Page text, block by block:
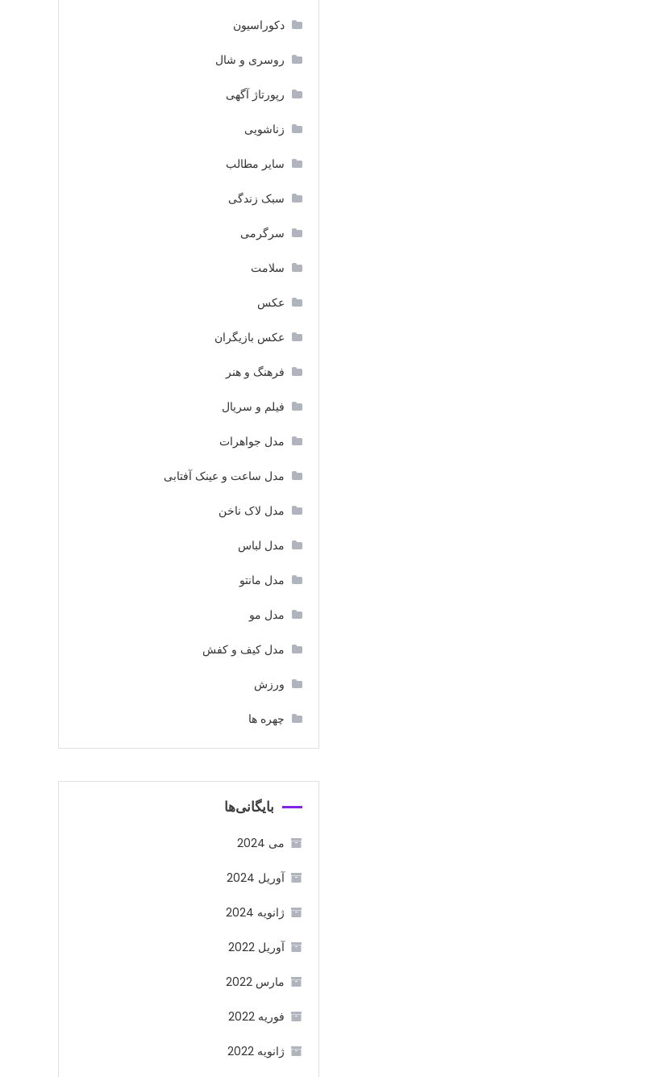
دکوراسیون
روسری و شال
رپورتاژ آگهی
زناشویی
سایر مطالب
سبک زندگی
سرگرمی
سلامت
عکس
عکس بازیگران
فرهنگ و هنر
فیلم و سریال
مدل جواهرات
مدل ساعت و عینک آفتابی
مدل لاک ناخن
مدل لباس
مدل مانتو
مدل مو
مدل کیف و کفش
ورزش
چهره ها
بایگانی‌ها
می 2024
آوریل 2024
ژانویه 2024
آوریل 2022
مارس 2022
فوریه 2022
ژانویه 2022